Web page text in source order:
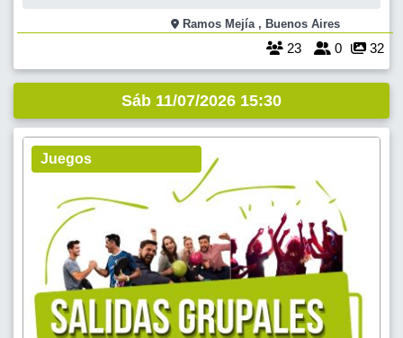
Ramos Mejia 🗓 Viernes 17/07/26 🕗 21 hs TE PIDO POR FAVO
Ramos Mejía , Buenos Aires
23 0 32
Sáb 11/07/2026 15:30
Juegos